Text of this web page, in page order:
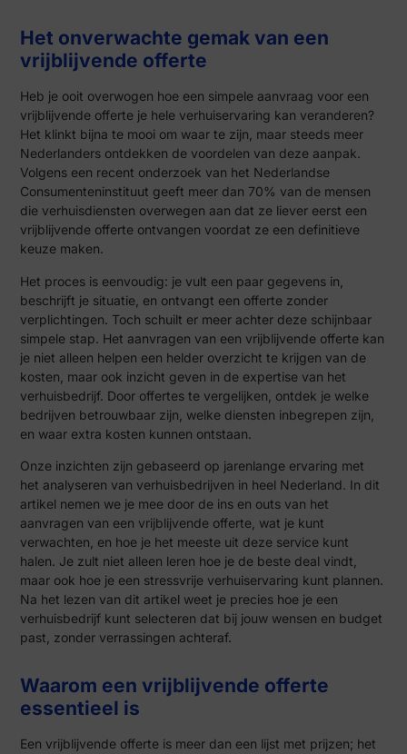
Het onverwachte gemak van een
vrijblijvende offerte
Heb je ooit overwogen hoe een simpele aanvraag voor een
vrijblijvende offerte je hele verhuiservaring kan veranderen?
Het klinkt bijna te mooi om waar te zijn, maar steeds meer
Nederlanders ontdekken de voordelen van deze aanpak.
Volgens een recent onderzoek van het Nederlandse
Consumenteninstituut geeft meer dan 70% van de mensen
die verhuisdiensten overwegen aan dat ze liever eerst een
vrijblijvende offerte ontvangen voordat ze een definitieve
keuze maken.
Het proces is eenvoudig: je vult een paar gegevens in,
beschrijft je situatie, en ontvangt een offerte zonder
verplichtingen. Toch schuilt er meer achter deze schijnbaar
simpele stap. Het aanvragen van een vrijblijvende offerte kan
je niet alleen helpen een helder overzicht te krijgen van de
kosten, maar ook inzicht geven in de expertise van het
verhuisbedrijf. Door offertes te vergelijken, ontdek je welke
bedrijven betrouwbaar zijn, welke diensten inbegrepen zijn,
en waar extra kosten kunnen ontstaan.
Onze inzichten zijn gebaseerd op jarenlange ervaring met
het analyseren van verhuisbedrijven in heel Nederland. In dit
artikel nemen we je mee door de ins en outs van het
aanvragen van een vrijblijvende offerte, wat je kunt
verwachten, en hoe je het meeste uit deze service kunt
halen. Je zult niet alleen leren hoe je de beste deal vindt,
maar ook hoe je een stressvrije verhuiservaring kunt plannen.
Na het lezen van dit artikel weet je precies hoe je een
verhuisbedrijf kunt selecteren dat bij jouw wensen en budget
past, zonder verrassingen achteraf.
Waarom een vrijblijvende offerte
essentieel is
Een vrijblijvende offerte is meer dan een lijst met prijzen; het